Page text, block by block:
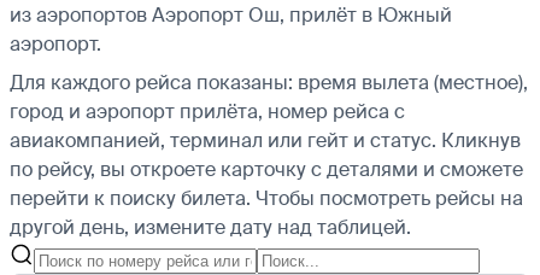
из аэропортов Аэропорт Ош, прилёт в Южный
аэропорт.
Для каждого рейса показаны: время вылета (местное),
город и аэропорт прилёта, номер рейса с
авиакомпанией, терминал или гейт и статус. Кликнув
по рейсу, вы откроете карточку с деталями и сможете
перейти к поиску билета. Чтобы посмотреть рейсы на
другой день, измените дату над таблицей.